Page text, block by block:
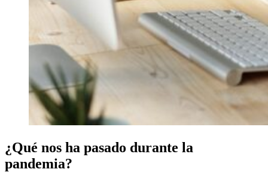
¿Qué nos ha pasado durante la
pandemia?